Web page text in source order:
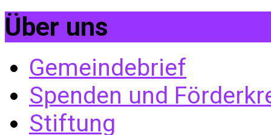
Über uns
Gemeindebrief
Spenden und
Stiftung